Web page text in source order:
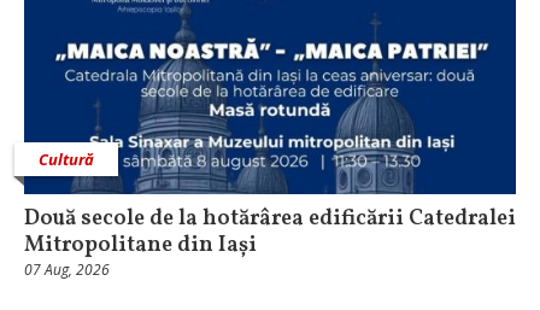
Cultură
Două secole de la hotărârea edificării Catedralei
Mitropolitane din Iași
07 Aug, 2026